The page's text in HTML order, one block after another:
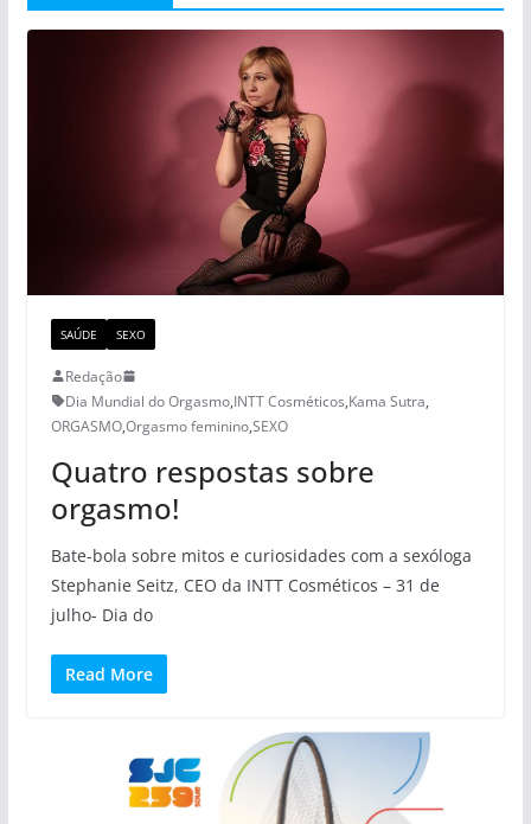
SAÚDE SEXO
Redação
Dia Mundial do Orgasmo,INTT Cosméticos,Kama Sutra,
ORGASMO,Orgasmo feminino,SEXO
Quatro respostas sobre
orgasmo!
Bate-bola sobre mitos e curiosidades com a sexóloga
Stephanie Seitz, CEO da INTT Cosméticos – 31 de
julho- Dia do
Read More